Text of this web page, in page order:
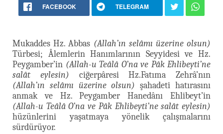
FACEBOOK TELEGRAM
Mukaddes Hz. Abbas (Allah’ın selâmı üzerine olsun)
Türbesi; Âlemlerin Hanımlarının Seyyidesi ve Hz.
Peygamber’in (Allah-u Teâlâ O’na ve Pâk Ehlibeyti’ne
salât eylesin) ciğerpâresi Hz.Fatıma Zehrâ’nın
(Allah’ın selâmı üzerine olsun) şahadeti hatırasını
anmak ve Hz. Peygamber Hanedânı Ehlibeyt’in
(Allah-u Teâlâ O’na ve Pâk Ehlibeyti’ne salât eylesin)
hüzünlerini yaşatmaya yönelik çalışmalarını
sürdürüyor.